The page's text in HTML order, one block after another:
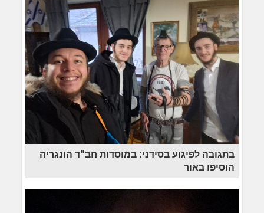
בתגובה לפיגוע בסידני: במוסדות חב"ד הונגריה
הוסיפו באור